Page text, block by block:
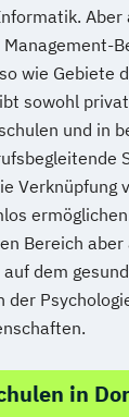
Aber
wie Gebiete
sowohl
und in
Verknüpfung
Bereich aber
dem
der
in